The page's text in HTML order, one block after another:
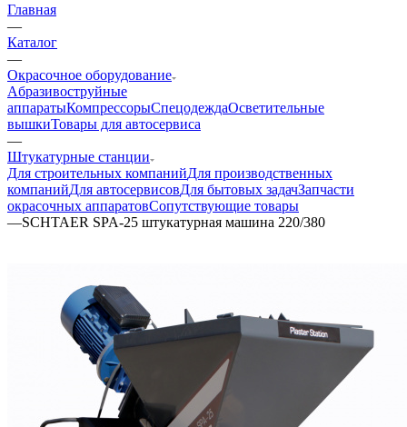
Главная
—
Каталог
—
Окрасочное оборудование
Aбразивоструйные
аппаратыКомпрессорыСпецодеждаОсветительные
вышкиТовары для автосервиса
—
Штукатурные станции
Для строительных компанийДля производственных
компанийДля автосервисовДля бытовых задачЗапчасти
окрасочных аппаратовСопутствующие товары
—SCHTAER SPA-25 штукатурная машина 220/380